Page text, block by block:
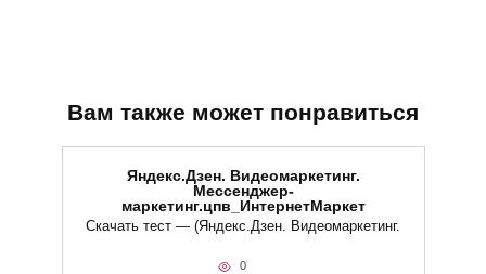
Вам также может понравиться
Яндекс.Дзен. Видеомаркетинг.
Мессенджер-
маркетинг.цпв_ИнтернетМаркет
Скачать тест — (Яндекс.Дзен. Видеомаркетинг.
0